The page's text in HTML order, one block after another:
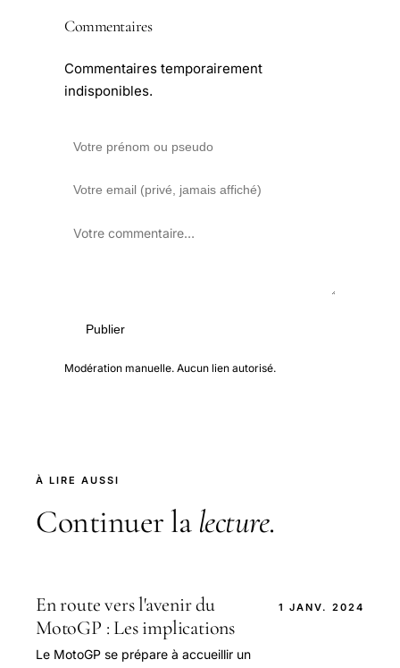
Commentaires
Commentaires temporairement
indisponibles.
Publier
Modération manuelle. Aucun lien autorisé.
À LIRE AUSSI
Continuer la lecture.
En route vers l'avenir du
MotoGP : Les implications
Le MotoGP se prépare à accueillir un
1 JANV. 2024